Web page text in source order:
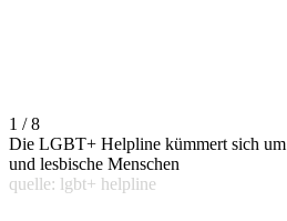
1 / 8
Die LGBT+ Helpline kümmert sich um
und lesbische Menschen
quelle: lgbt+ helpline